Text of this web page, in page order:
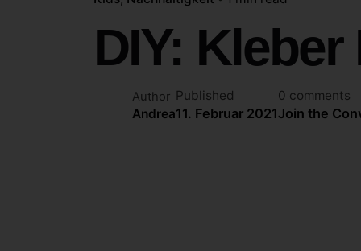
DIY: Kleber
Author
Andrea
Published
11. Februar 2021
0 comments
Join the